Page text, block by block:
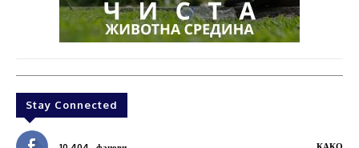
Stay Connected